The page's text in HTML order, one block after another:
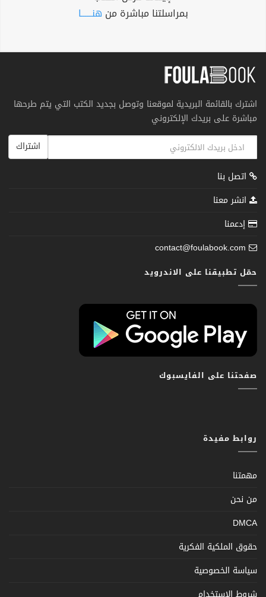
بمراسلتنا مباشرة من هنــــــا
اشترك بالقائمة البريدية لموقعنا وتوصل بجديد الكتب التي يتم طرحها
مباشرة على بريدك الإلكتروني
اشتراك
اتصل بنا
انشر معنا
إدعمنا
contact@foulabook.com
حمّل تطبيقنا على الاندرويد
صفحتنا على الفايسبوك
روابط مفيدة
مهمتنا
من نحن
DMCA
حقوق الملكية الفكرية
سياسة الخصوصية